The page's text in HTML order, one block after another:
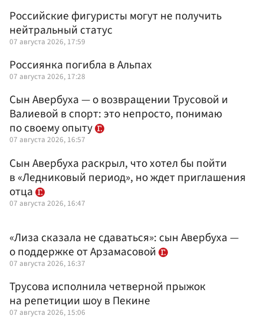
Российские фигуристы могут не получить
нейтральный статус
07 августа 2026, 17:59
Россиянка погибла в Альпах
07 августа 2026, 17:28
Сын Авербуха — о возвращении Трусовой и
Валиевой в спорт: это непросто, понимаю
по своему опыту
07 августа 2026, 16:57
Сын Авербуха раскрыл, что хотел бы пойти
в «Ледниковый период», но ждет приглашения
отца
07 августа 2026, 16:47
«Лиза сказала не сдаваться»: сын Авербуха —
о поддержке от Арзамасовой
07 августа 2026, 16:37
Трусова исполнила четверной прыжок
на репетиции шоу в Пекине
07 августа 2026, 15:06